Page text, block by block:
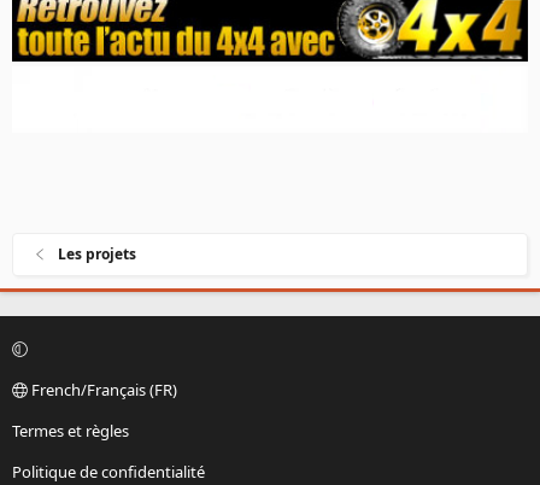
Les projets
French/Français (FR)
Termes et règles
Politique de confidentialité